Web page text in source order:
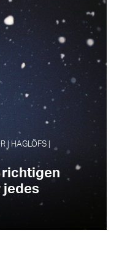
| HAGLÖFS |
richtigen
jedes